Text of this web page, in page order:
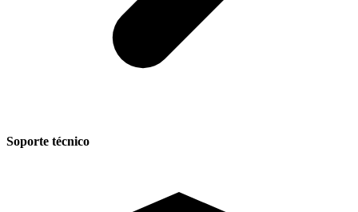
Soporte técnico